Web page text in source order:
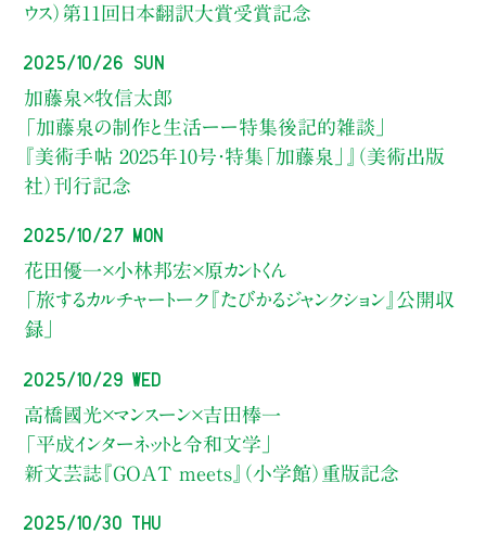
2025/10/27 Mon
花田優一×小林邦宏×原カントくん
「旅するカルチャートーク『たびかるジャンクション』公開収
録」
ウス）第11回日本翻訳大賞受賞記念
2025/10/29 Wed
高橋國光×マンスーン×吉田棒一
「平成インターネットと令和文学」
新文芸誌『GOAT meets』（小学館）重版記念
2025/10/30 Thu
2025/10/26 Sun
加藤泉×牧信太郎
「加藤泉の制作と生活ーー特集後記的雑談」
『美術手帖 2025年10号・特集「加藤泉」』（美術出版
社）刊行記念